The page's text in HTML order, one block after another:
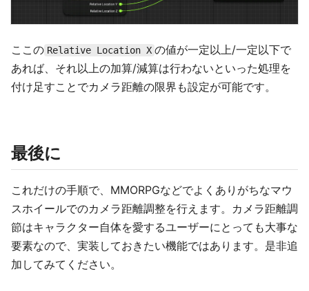
ここの Relative Location X の値が一定以上/一定以下で
あれば、それ以上の加算/減算は行わないといった処理を
付け足すことでカメラ距離の限界も設定が可能です。
最後に
これだけの手順で、MMORPGなどでよくありがちなマウ
スホイールでのカメラ距離調整を行えます。カメラ距離調
節はキャラクター自体を愛するユーザーにとっても大事な
要素なので、実装しておきたい機能ではあります。是非追
加してみてください。